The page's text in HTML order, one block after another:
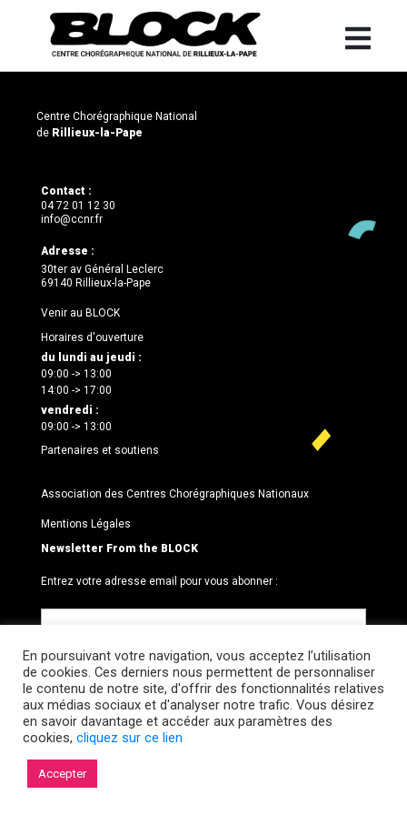
Centre Chorégraphique National
de Rillieux-la-Pape
Contact :
04 72 01 12 30
info@ccnr.fr
Adresse :
30ter av Général Leclerc
69140 Rillieux-la-Pape
Venir au BLOCK
Horaires d'ouverture
du lundi au jeudi :
09:00 -> 13:00
14:00 -> 17:00
vendredi :
09:00 -> 13:00
Partenaires et soutiens
Association des Centres Chorégraphiques Nationaux
Mentions Légales
Newsletter From the BLOCK
Entrez votre adresse email pour vous abonner :
© 2026 Le BLOCK · CCNR. Tous droits réservés.
En poursuivant votre navigation, vous acceptez l’utilisation
de cookies. Ces derniers nous permettent de personnaliser
le contenu de notre site, d'offrir des fonctionnalités relatives
aux médias sociaux et d'analyser notre trafic. Vous désirez
en savoir davantage et accéder aux paramètres des
cookies, cliquez sur ce lien
Accepter